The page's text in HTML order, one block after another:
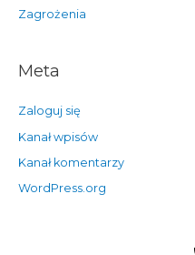
Zagrożenia
Meta
Zaloguj się
Kanał wpisów
Kanał komentarzy
WordPress.org